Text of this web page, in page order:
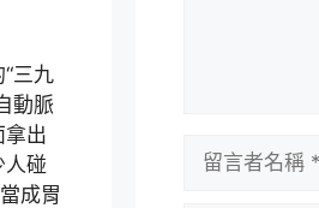
三九
動脈
拿出
人碰
成胃